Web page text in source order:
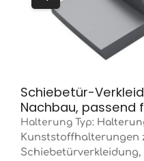
Schiebetür-
Nachbau, passend
Halterung Typ:
Kunststoffhalterungen
Schiebetürverkleidung,